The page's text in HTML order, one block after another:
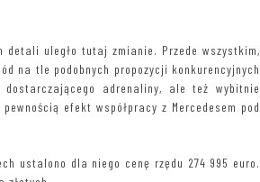
detali uległo tutaj zmianie. Przede wszystkim,
na tle podobnych propozycji konkurencyjnych
adrenaliny, ale też wybitnie
efekt współpracy z Mercedesem pod
ustalono dla niego cenę rzędu 274 995 euro.